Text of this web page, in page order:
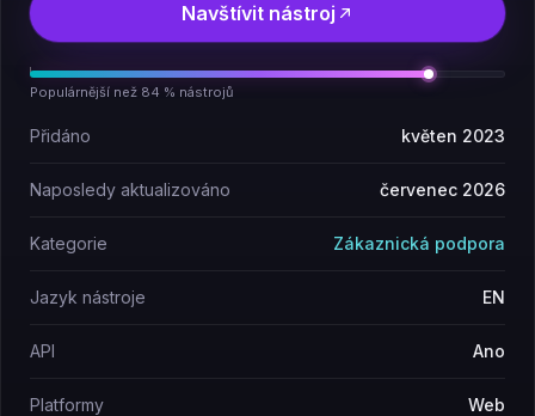
Navštívit nástroj
Populárnější než 84 % nástrojů
Přidáno květen 2023
Naposledy aktualizováno červenec 2026
Kategorie Zákaznická podpora
Jazyk nástroje EN
API Ano
Platformy Web